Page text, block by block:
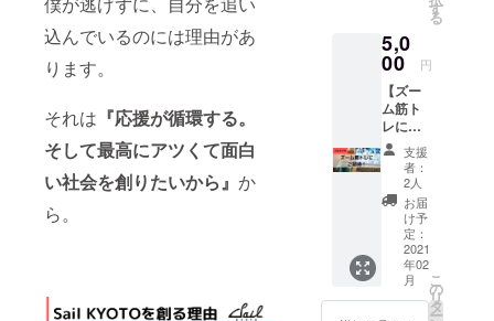
込んでいるのには理由があ
ります。
それは 『応援が循環する。
そして最高にアツくて面白
い社会を創りたいから』 か
ら。
ター ・
アス
栄養食
インス
トラク
ター ・
メンタ
ル心理
インス
トラク
ター ✔︎
食事ア
ドバイ
ス、筋
トレメ
ライ
ベート
でも利
用でき
るデザ
イン、
素材と
しまし
た！ ▼
詳細 ・
オリジ
ナルのT
シャツ
をお届
けしま
す！ ・
す
る
5,0
00 円
【ズー
ム筋ト
レにご
招
待！】
▼リ
ターン
内容 ✔︎
クラウ
ドファ
ンディ
ング、
リター
支援
者：
2人
お届
け予
定：
2021
年02
月
こ
の
リ
タ
ー